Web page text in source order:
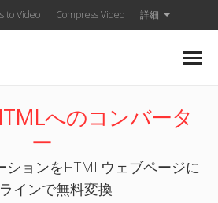
to Video Compress Video 詳細
へのコンバータ
ー
ションをHTMLウェブページに
インで無料変換